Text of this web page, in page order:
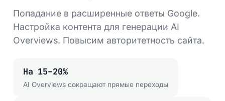
Попадание в расширенные ответы Google.
Настройка контента для генерации AI
Overviews. Повысим авторитетность сайта.
На 15–20%
AI Overviews сокращают прямые переходы